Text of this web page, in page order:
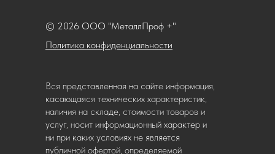
Политика конфиденциальности
© 2026 ООО "МеталлПроф +"
Вся представленная на сайте информация,
касающаяся технических характеристик,
наличия на складе, стоимости товаров и
услуг, носит информационный характер и
ни при каких условиях не является
публичной офертой, определяемой